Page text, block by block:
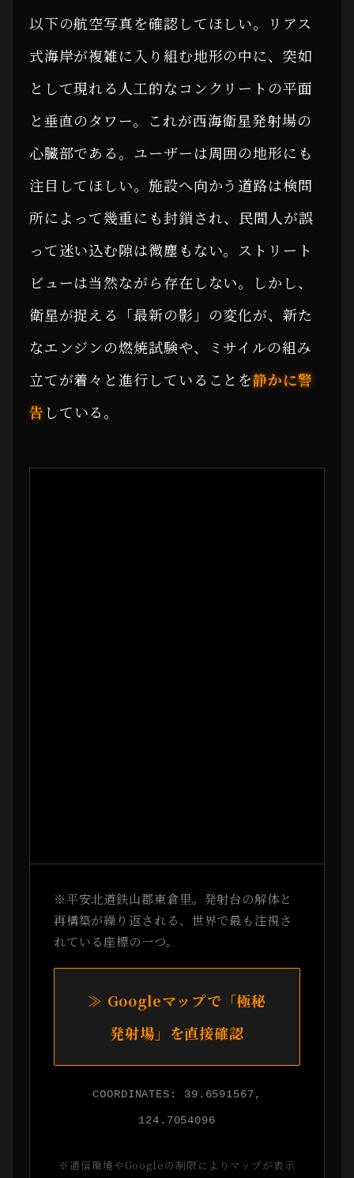
以下の航空写真を確認してほしい。リアス
式海岸が複雑に入り組む地形の中に、突如
として現れる人工的なコンクリートの平面
と垂直のタワー。これが西海衛星発射場の
心臓部である。ユーザーは周囲の地形にも
注目してほしい。施設へ向かう道路は検問
所によって幾重にも封鎖され、民間人が誤
って迷い込む隙は微塵もない。ストリート
ビューは当然ながら存在しない。しかし、
衛星が捉える「最新の影」の変化が、新た
なエンジンの燃焼試験や、ミサイルの組み
立てが着々と進行していることを静かに警
告 している。
※平安北道鉄山郡東倉里。発射台の解体と
再構築が繰り返される、世界で最も注視さ
れている座標の一つ。
≫ Googleマップで「極秘
発射場」を直接確認
COORDINATES: 39.6591567,
124.7054096
※通信環境やGoogleの制限によりマップが表示